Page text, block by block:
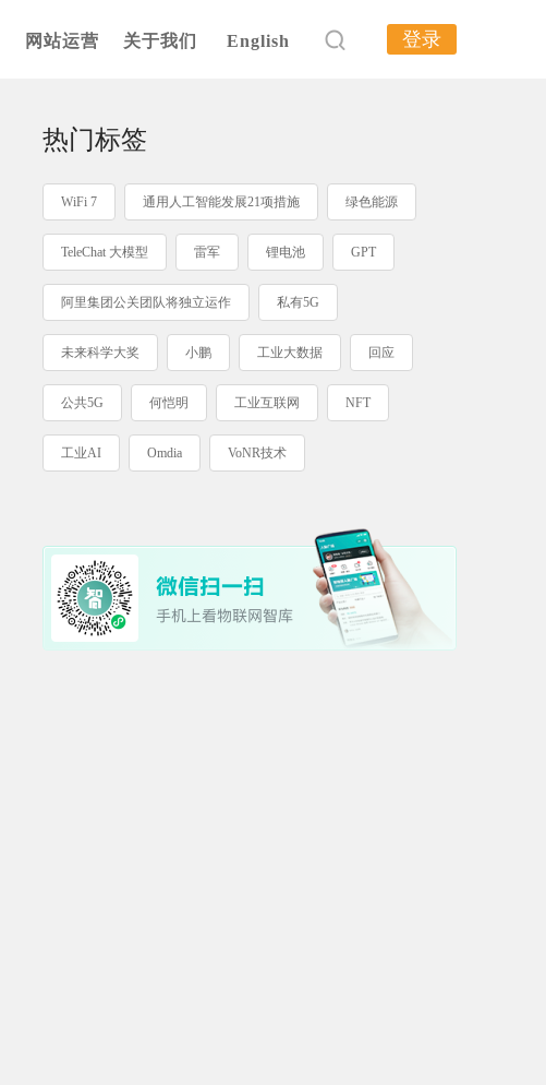
网站运营 关于我们 English 登录
热门标签
WiFi 7 通用人工智能发展21项措施 绿色能源
TeleChat 大模型 雷军 锂电池 GPT
阿里集团公关团队将独立运作 私有5G
未来科学大奖 小鹏 工业大数据 回应
公共5G 何恺明 工业互联网 NFT
工业AI Omdia VoNR技术